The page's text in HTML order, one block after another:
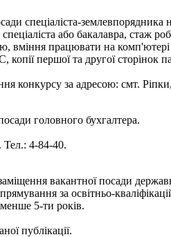
спеціаліста-
або бакалавра, стаж
вміння працювати на комп'ютері
першої та другої сторінок
конкурсу за адресою: смт.
головного бухгалтера.
Тел.: 4-84-40.
вакантної посади
за освітньо-
5-ти років.
публікації.